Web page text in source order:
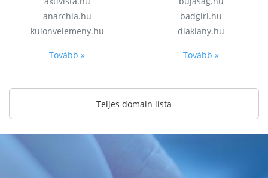
anarchia.hu
kulonvelemeny.hu
Tovább »
badgirl.hu
diaklany.hu
Tovább »
Teljes domain lista